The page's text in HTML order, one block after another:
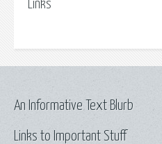
Links
Links to Important Stuff
An Informative Text Blurb